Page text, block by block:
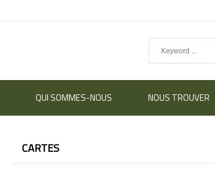
QUI SOMMES-NOUS NOUS TROUVER
CARTES